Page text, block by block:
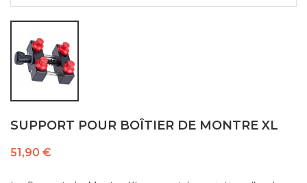
SUPPORT POUR BOÎTIER DE MONTRE XL
51,90 €